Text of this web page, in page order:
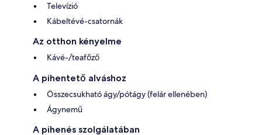
Televízió
Kábeltévé-csatornák
Az otthon kényelme
Kávé-/teafőző
A pihentető alváshoz
Összecsukható ágy/pótágy (felár ellenében)
Ágynemű
A pihenés szolgálatában